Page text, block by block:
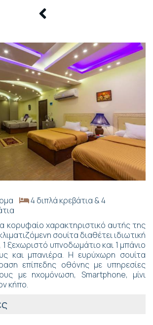
4 διπλά κρεβάτια & 4
κορυφαίο χαρακτηριστικό αυτής της
σουίτα διαθέτει ιδιωτική
1 ξεχωριστό υπνοδωμάτιο και 1 μπάνιο
και μπανιέρα. Η ευρύχωρη σουίτα
επίπεδης οθόνης με υπηρεσίες
με ηχομόνωση, Smartphone, μίνι
κήπο.